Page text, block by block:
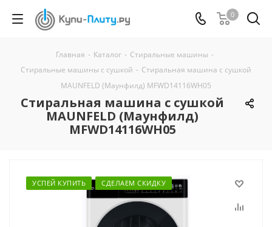
0
Главная - Каталог - Стиральные машины -
Стиральные машины с сушкой - Стиральная машина с сушкой
MAUNFELD (Маунфилд) MFWD14116WH05
Стиральная машина с сушкой
MAUNFELD (Маунфилд)
MFWD14116WH05
УСПЕЙ КУПИТЬ СДЕЛАЕМ СКИДКУ